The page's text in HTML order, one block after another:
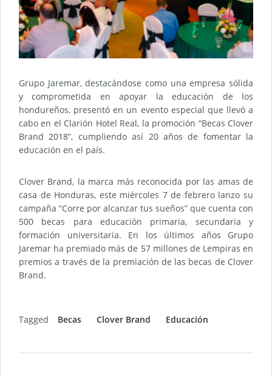
Grupo Jaremar, destacándose como una empresa sólida
y comprometida en apoyar la educación de los
hondureños, presentó en un evento especial que llevó a
cabo en el Clarión Hotel Real, la promoción “Becas Clover
Brand 2018”, cumpliendo así 20 años de fomentar la
educación en el país.
Clover Brand, la marca más reconocida por las amas de
casa de Honduras, este miércoles 7 de febrero lanzo su
campaña “Corre por alcanzar tus sueños” que cuenta con
500 becas para educación primaria, secundaria y
formación universitaria. En los últimos años Grupo
Jaremar ha premiado más de 57 millones de Lempiras en
premios a través de la premiación de las becas de Clover
Brand.
Tagged Becas Clover Brand Educación